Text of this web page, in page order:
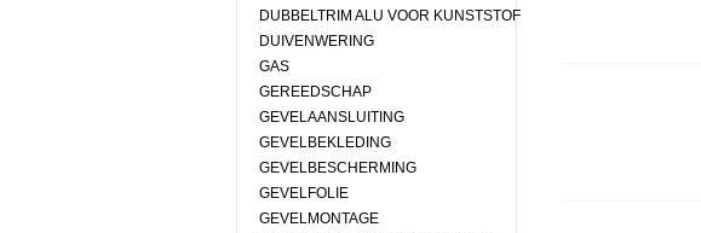
DUBBELTRIM ALU VOOR KUNSTSTOF
DUIVENWERING
GAS
GEREEDSCHAP
GEVELAANSLUITING
GEVELBEKLEDING
GEVELBESCHERMING
GEVELFOLIE
GEVELMONTAGE